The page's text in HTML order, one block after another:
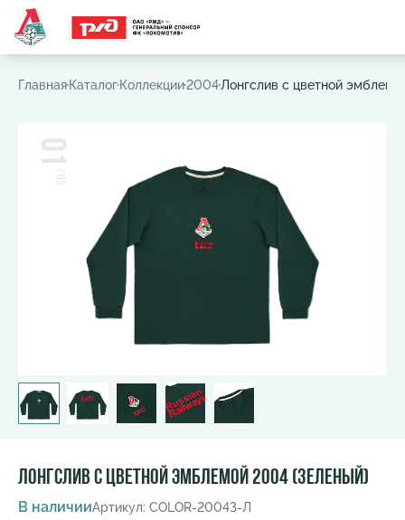
Главная Каталог Коллекции2004Лонгслив с цветной
01
/
05
Лонгслив с цветной эмблемой 2004 (зеленый)
В наличииАртикул: COLOR-2004З-Л